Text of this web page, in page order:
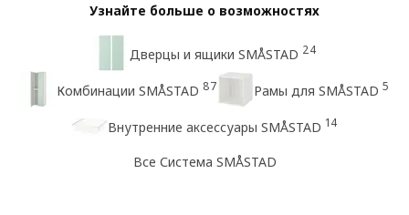
Узнайте больше о возможностях
Дверцы и ящики SMÅSTAD 24
Комбинации SMÅSTAD 87 Рамы для SMÅSTAD 5
Внутренние аксессуары SMÅSTAD 14
Все Система SMÅSTAD